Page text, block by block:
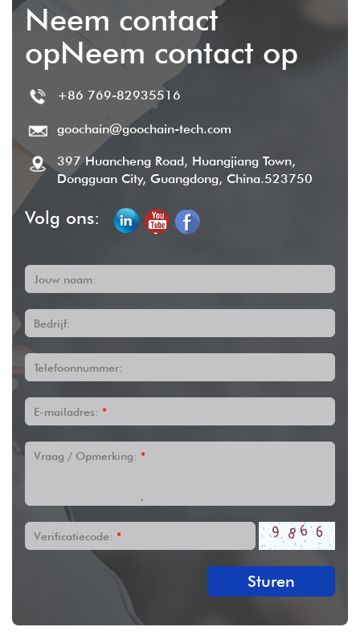
Neem contact
opNeem contact op
+86 769-82935516
goochain@goochain-tech.com
397 Huancheng Road, Huangjiang Town,
Dongguan City, Guangdong, China.523750
Volg ons:
Jouw naam:
Bedrijf:
Telefoonnummer:
E-mailadres: *
Vraag / Opmerking: *
Verificatiecode: *
Sturen